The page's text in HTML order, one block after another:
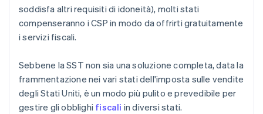
soddisfa altri requisiti di idoneità), molti stati
compenseranno i CSP in modo da offrirti gratuitamente
i servizi fiscali.
Sebbene la SST non sia una soluzione completa, data la
frammentazione nei vari stati dell'imposta sulle vendite
degli Stati Uniti, è un modo più pulito e prevedibile per
gestire gli obblighi fiscali in diversi stati.